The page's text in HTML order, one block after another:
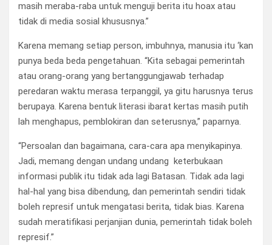
masih meraba-raba untuk menguji berita itu hoax atau
tidak di media sosial khususnya.”
Karena memang setiap person, imbuhnya, manusia itu ‘kan
punya beda beda pengetahuan. “Kita sebagai pemerintah
atau orang-orang yang bertanggungjawab terhadap
peredaran waktu merasa terpanggil, ya gitu harusnya terus
berupaya. Karena bentuk literasi ibarat kertas masih putih
lah menghapus, pemblokiran dan seterusnya,” paparnya.
“Persoalan dan bagaimana, cara-cara apa menyikapinya.
Jadi, memang dengan undang undang keterbukaan
informasi publik itu tidak ada lagi Batasan. Tidak ada lagi
hal-hal yang bisa dibendung, dan pemerintah sendiri tidak
boleh represif untuk mengatasi berita, tidak bias. Karena
sudah meratifikasi perjanjian dunia, pemerintah tidak boleh
represif.”